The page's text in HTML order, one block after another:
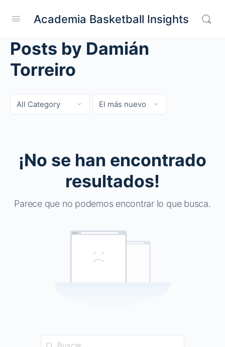
Academia Basketball Insights
Posts by Damián
Torreiro
Categoría
Sort
by
¡No se han encontrado
resultados!
Parece que no podemos encontrar lo que busca.
Buscar: